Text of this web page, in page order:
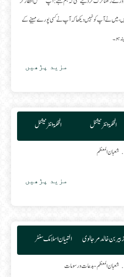
میں نے آپ کو نہیں دیکھا کہ آپ نے کسی پورے مہینے کے
ہو۔
مزید پڑھیں
شعبان
الحکمۃ انٹرنیشنل الحکمۃ انٹرنیشنل
مزید پڑھیں
غغلت
کا
بن خالد مرجالوی التبیان اسلامک سنٹر
-بدعات ورسومات